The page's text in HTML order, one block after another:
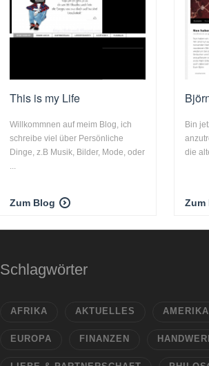
This is my Life
Willkommnen auf meim Blog, ich
schreibe viel über Persönliche
Dinge, z.B Musik, Bilder, Mode, oder
...
Zum Blog
Bin
die
Zum
Schlagwörter
AFRIKA AKTUELLES AMERIKA
EUROPA FINANZEN